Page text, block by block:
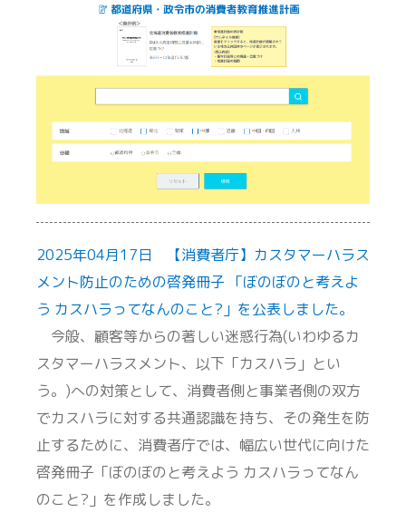
2025年04月17日 【消費者庁】カスタマーハラス
メント防止のための啓発冊子 「ぼのぼのと考えよ
う カスハラってなんのこと?」を公表しました。
今般、顧客等からの著しい迷惑行為(いわゆるカ
スタマーハラスメント、以下「カスハラ」とい
う。)への対策として、消費者側と事業者側の双方
でカスハラに対する共通認識を持ち、その発生を防
止するために、消費者庁では、幅広い世代に向けた
啓発冊子「ぼのぼのと考えよう カスハラってなん
のこと?」を作成しました。